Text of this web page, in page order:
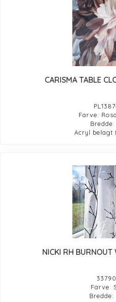
CARISMA TABLE
Farve:
Bredde:
Acryl belagt
NICKI RH
Farve:
Bredde: